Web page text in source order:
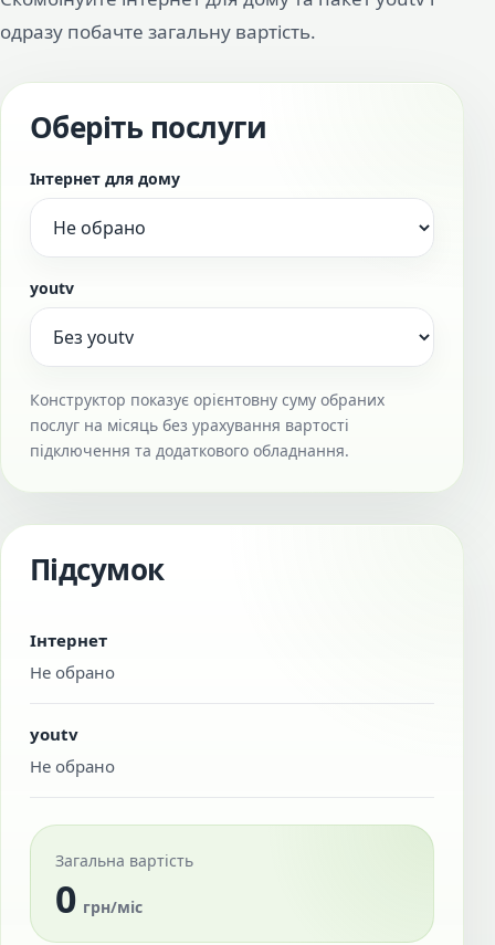
одразу побачте загальну вартість.
Оберіть послуги
Інтернет для дому
youtv
Конструктор показує орієнтовну суму обраних
послуг на місяць без урахування вартості
підключення та додаткового обладнання.
Підсумок
Інтернет
Не обрано
youtv
Не обрано
Загальна вартість
0 грн/міс